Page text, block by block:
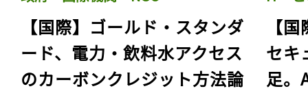
【国際】ゴールド・スタンダ
ード、電力・飲料水アクセス
のカーボンクレジット方法論
【
セキ
足。